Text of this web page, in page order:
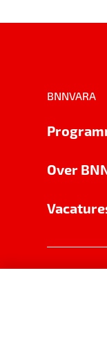
BNNVARA
Over